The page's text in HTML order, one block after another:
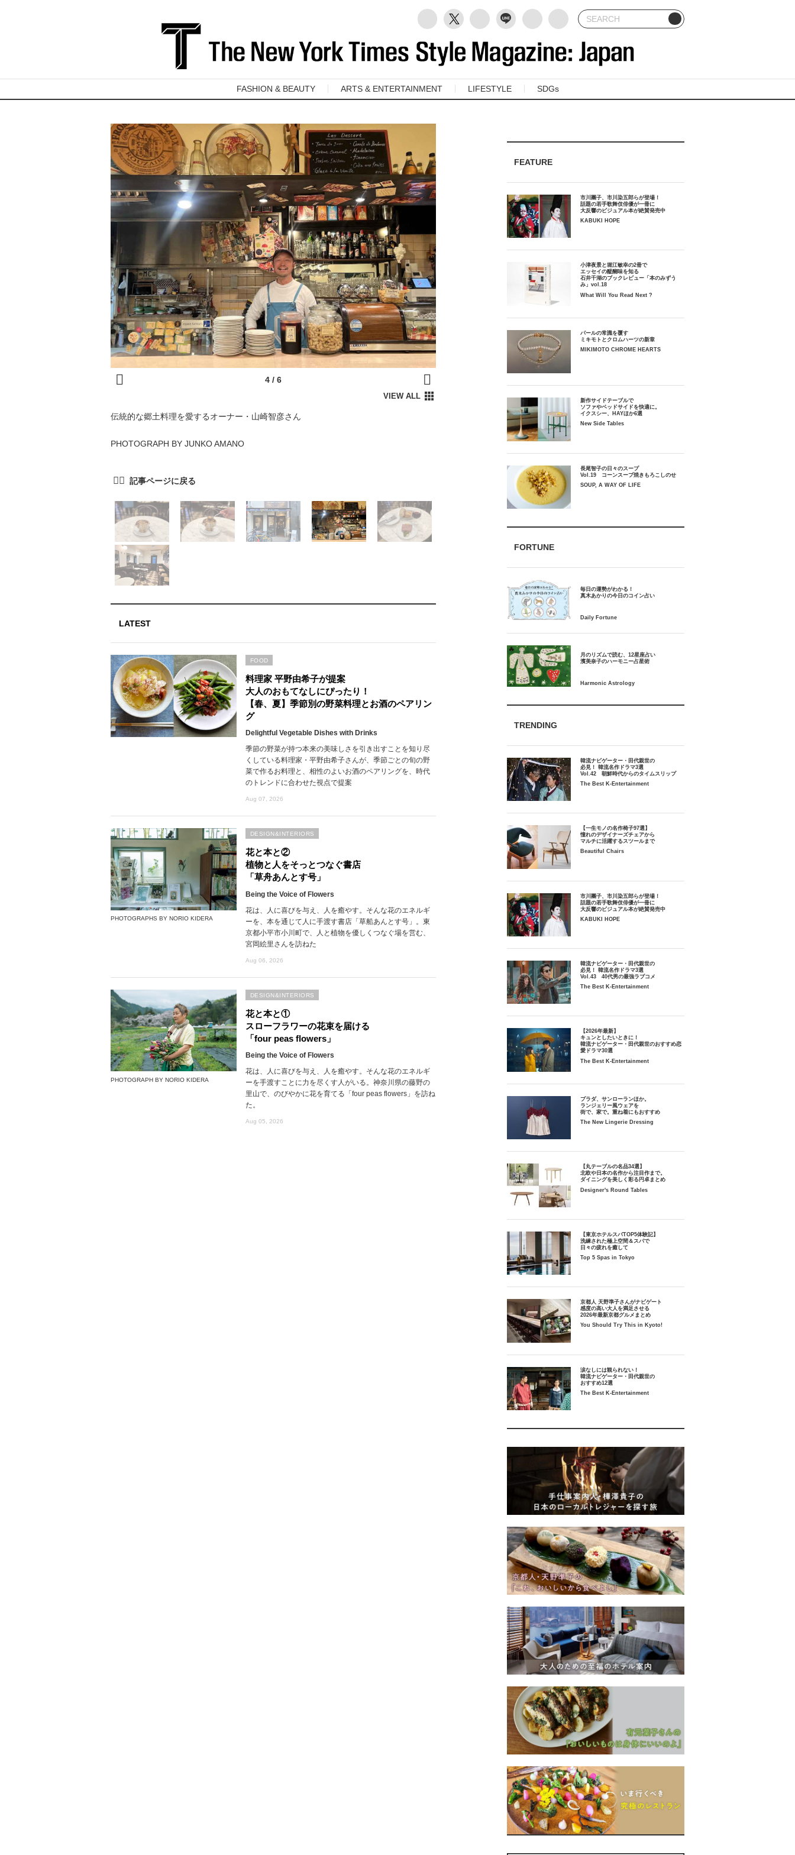
FASHION & BEAUTY ARTS & ENTERTAINMENT LIFESTYLE SDGs
伝統的な郷土料理を愛するオーナー・山崎智彦さん
PHOTOGRAPH BY JUNKO AMANO
LATEST
料理家 平野由希子が提案
大人のおもてなしにぴったり！
【春、夏】季節別の野菜料理とお酒のペアリン
グ
Delightful Vegetable Dishes with Drinks
季節の野菜が持つ本来の美味しさを引き出すことを知り尽
くしている料理家・平野由希子さんが、季節ごとの旬の野
菜で作るお料理と、相性のよいお酒のペアリングを、時代
のトレンドに合わせた視点で提案
Aug 07, 2026
FOOD
PHOTOGRAPHS BY NORIO KIDERA
花と本と②
植物と人をそっとつなぐ書店
「草舟あんとす号」
Being the Voice of Flowers
花は、人に喜びを与え、人を癒やす。そんな花のエネルギ
ーを、本を通じて人に手渡す書店「草船あんとす号」。東
京都小平市小川町で、人と植物を優しくつなぐ場を営む、
宮岡絵里さんを訪ねた
Aug 06, 2026
DESIGN&INTERIORS
PHOTOGRAPH BY NORIO KIDERA
花と本と①
スローフラワーの花束を届ける
「four peas flowers」
Being the Voice of Flowers
花は、人に喜びを与え、人を癒やす。そんな花のエネルギ
ーを手渡すことに力を尽くす人がいる。神奈川県の藤野の
里山で、のびやかに花を育てる「four peas flowers」を訪ね
た。
Aug 05, 2026
DESIGN&INTERIORS
FEATURE
市川團子、市川染五郎らが登場！
話題の若手歌舞伎俳優が一冊に
大反響のビジュアル本が絶賛発売中
KABUKI HOPE
小津夜景と堀江敏幸の2冊で
エッセイの醍醐味を知る
石井千湖のブックレビュー「本のみずう
み」vol.18
What Will You Read Next ?
パールの常識を覆す
ミキモトとクロムハーツの新章
MIKIMOTO CHROME HEARTS
新作サイドテーブルで
ソファやベッドサイドを快適に。
イクスシー、HAYほか6選
New Side Tables
長尾智子の日々のスープ
Vol.19 コーンスープ焼きもろこしのせ
SOUP, A WAY OF LIFE
FORTUNE
毎日の運勢がわかる！
月のリズムで読む、12星座占い
TRENDING
韓流ナビゲーター・田代親世の
必見！ 韓流名作ドラマ3選
Vol.42 朝鮮時代からのタイムスリップ
The Best K-Entertainment
【一生モノの名作椅子97選】
憧れのデザイナーズチェアから
マルチに活躍するスツールまで
Beautiful Chairs
市川團子、市川染五郎らが登場！
話題の若手歌舞伎俳優が一冊に
大反響のビジュアル本が絶賛発売中
KABUKI HOPE
韓流ナビゲーター・田代親世の
必見！ 韓流名作ドラマ3選
Vol.43 40代男の最強ラブコメ
The Best K-Entertainment
【2026年最新】
キュンとしたいときに！
韓流ナビゲーター・田代親世のおすすめ恋
愛ドラマ30選
The Best K-Entertainment
プラダ、サンローランほか。
ランジェリー風ウェアを
街で、家で。重ね着にもおすすめ
The New Lingerie Dressing
【丸テーブルの名品34選】
北欧や日本の名作から注目作まで。
ダイニングを美しく彩る円卓まとめ
Designer's Round Tables
【東京ホテルスパTOP5体験記】
洗練された極上空間＆スパで
日々の疲れを癒して
Top 5 Spas in Tokyo
京都人 天野準子さんがナビゲート
感度の高い大人を満足させる
2026年最新京都グルメまとめ
You Should Try This in Kyoto!
涙なしには観られない！
韓流ナビゲーター・田代親世の
おすすめ12選
The Best K-Entertainment